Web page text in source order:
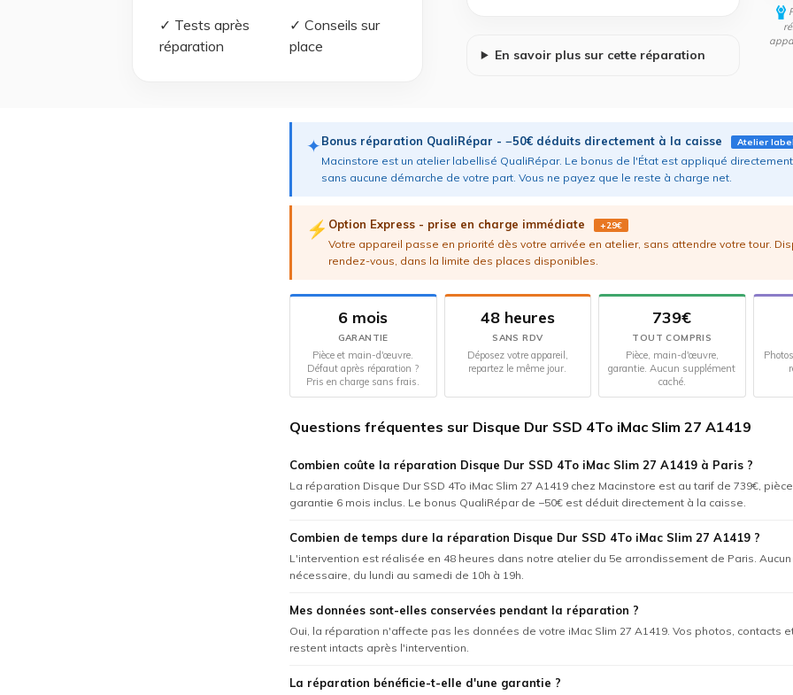
✓ Tests après
réparation
✓ Conseils sur
place
En savoir plus sur cette réparation
✦Bonus réparation QualiRépar - −50€ déduits directement à la caisse Atelier
Macinstore est un atelier labellisé QualiRépar. Le bonus de l'État est appliqué
sans aucune démarche de votre part. Vous ne payez que le reste à charge net.
⚡ Option Express - prise en charge immédiate +29€
Votre appareil passe en priorité dès votre arrivée en atelier, sans attendre votre tour.
rendez-vous, dans la limite des places disponibles.
6 mois
GARANTIE
Pièce et main-d'œuvre.
Défaut après réparation ?
Pris en charge sans frais.
48 heures
SANS RDV
Déposez votre appareil,
repartez le même jour.
739€
TOUT COMPRIS
Pièce, main-d'œuvre,
garantie. Aucun supplément
caché.
Questions fréquentes sur Disque Dur SSD 4To iMac Slim 27 A1419
Combien coûte la réparation Disque Dur SSD 4To iMac Slim 27 A1419 à Paris ?
La réparation Disque Dur SSD 4To iMac Slim 27 A1419 chez Macinstore est au tarif de 739€,
garantie 6 mois inclus. Le bonus QualiRépar de −50€ est déduit directement à la caisse.
Combien de temps dure la réparation Disque Dur SSD 4To iMac Slim 27 A1419 ?
L'intervention est réalisée en 48 heures dans notre atelier du 5e arrondissement de Paris.
nécessaire, du lundi au samedi de 10h à 19h.
Mes données sont-elles conservées pendant la réparation ?
Oui, la réparation n'affecte pas les données de votre iMac Slim 27 A1419. Vos photos, contacts
restent intacts après l'intervention.
La réparation bénéficie-t-elle d'une garantie ?